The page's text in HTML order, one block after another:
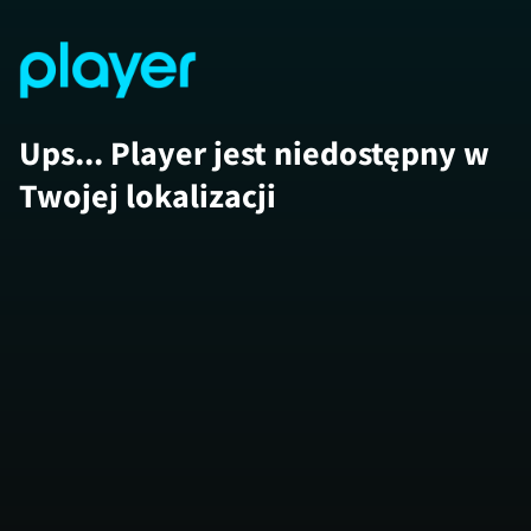
Ups... Player jest niedostępny w
Twojej lokalizacji